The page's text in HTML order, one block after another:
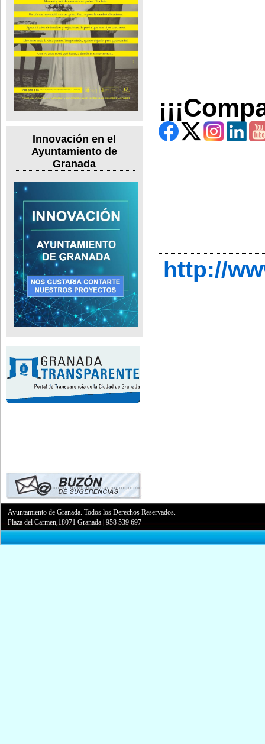
Innovación en el
Ayuntamiento de
Granada
http://
Ayuntamiento de Granada. Todos los Derechos Reservados.
Plaza del Carmen,18071 Granada |958 539 697